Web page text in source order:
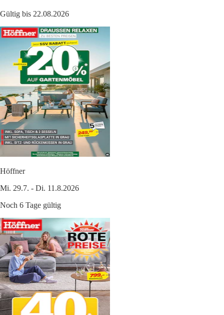
Gültig bis 22.08.2026
Höffner
Mi. 29.7. - Di. 11.8.2026
Noch 6 Tage gültig